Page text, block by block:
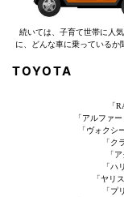
続いては、子育て世帯に人
に、どんな車に乗っている
TOYOTA
「
「アルファ
「ヴォクシ
「ク
「
「ハ
「ヤリ
「プ